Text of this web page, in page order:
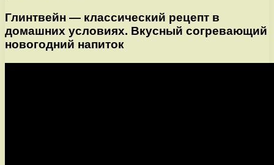
Глинтвейн — классический рецепт в
домашних условиях. Вкусный согревающий
новогодний напиток